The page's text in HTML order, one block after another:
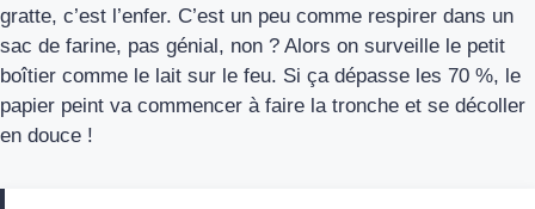
gratte, c’est l’enfer. C’est un peu comme respirer dans un
sac de farine, pas génial, non ? Alors on surveille le petit
boîtier comme le lait sur le feu. Si ça dépasse les 70 %, le
papier peint va commencer à faire la tronche et se décoller
en douce !